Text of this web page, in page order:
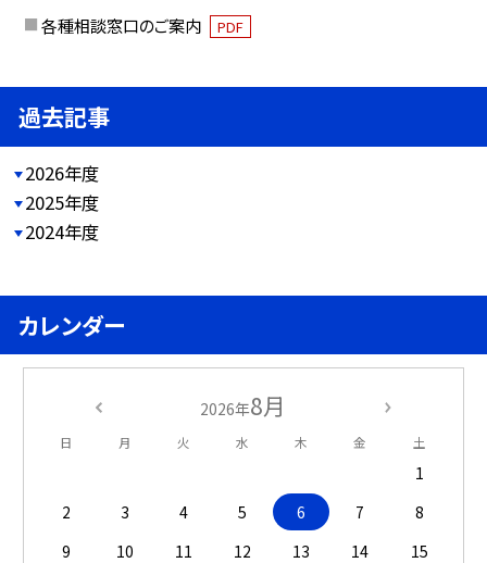
各種相談窓口のご案内 PDF
過去記事
2026年度
2025年度
2024年度
カレンダー
2026年8月
日 月 火 水 木 金 土
1
2
3 4 5 6 7
8
9
10 11 12 13 14
15